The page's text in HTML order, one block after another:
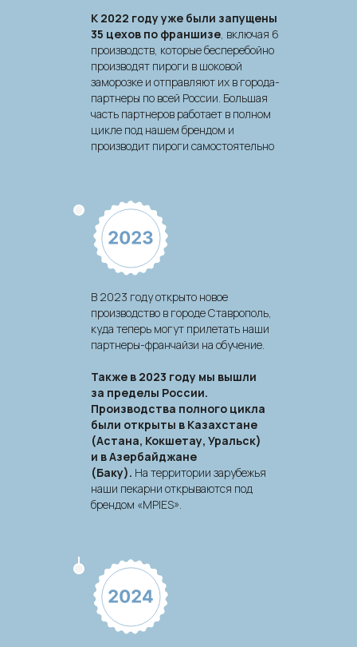
К 2022 году уже были запущены
35 цехов по франшизе, включая 6
производств, которые бесперебойно
производят пироги в шоковой
заморозке и отправляют их в города-
партнеры по всей России. Большая
часть партнеров работает в полном
цикле под нашем брендом и
производит пироги самостоятельно
В 2023 году открыто новое
производство в городе Ставрополь,
куда теперь могут прилетать наши
партнеры-франчайзи на обучение.
Также в 2023 году мы вышли
за пределы России.
Производства полного цикла
были открыты в Казахстане
(Астана, Кокшетау, Уральск)
и в Азербайджане
(Баку). На территории зарубежья
наши пекарни открываются под
брендом «MPIES».
Средняя оценка нашей
продукции на Я. Картах
ПОСМОТРЕТЬ
можно и нужно давать детям.